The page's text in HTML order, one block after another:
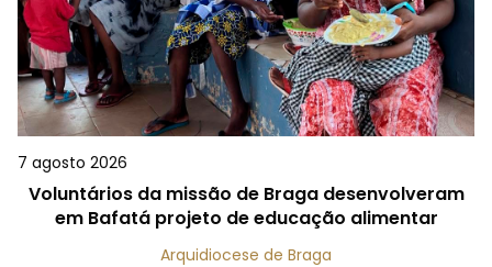
7 agosto 2026
Voluntários da missão de Braga desenvolveram
em Bafatá projeto de educação alimentar
Arquidiocese de Braga